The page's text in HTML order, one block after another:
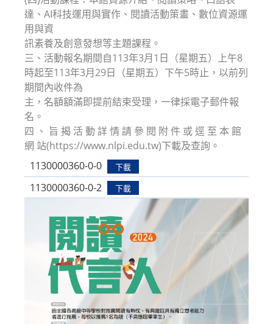
達、AI科技運用與實作、閱讀活動策畫、數位資源運
用與資
訊素養及創意發想等主題課程。
三、活動報名期間自113年3月1日（星期五）上午8
時起至113年3月29日（星期五）下午5時止，以前列
期間內收件為
主，名額額滿即提前結束受理，一律採電子郵件報
名。
四 、 旨 揭 活 動 詳 情 請 參 閱 附 件 或 逕 至 本 館
網 站(https://www.nlpi.edu.tw)下載及查詢。
1130000360-0-0
下載
1130000360-0-2 下載